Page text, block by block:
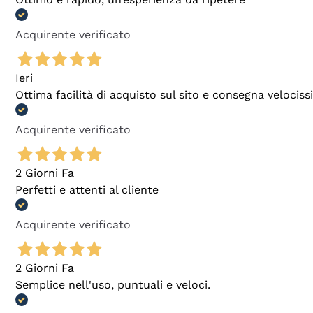
Acquirente verificato
Ieri
Ottima facilità di acquisto sul sito e consegna
Acquirente verificato
2 Giorni Fa
Perfetti e attenti al cliente
Acquirente verificato
2 Giorni Fa
Semplice nell'uso, puntuali e veloci.